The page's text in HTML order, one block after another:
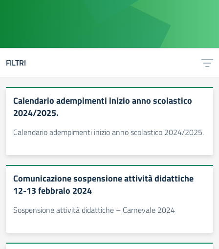
FILTRI
Calendario adempimenti inizio anno scolastico
2024/2025.
Calendario adempimenti inizio anno scolastico 2024/2025.
Comunicazione sospensione attività didattiche
12-13 febbraio 2024
Sospensione attività didattiche – Carnevale 2024